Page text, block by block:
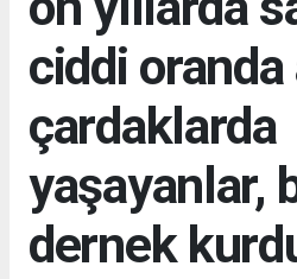
ciddi
çardaklarda
yaşayanlar,
dernek